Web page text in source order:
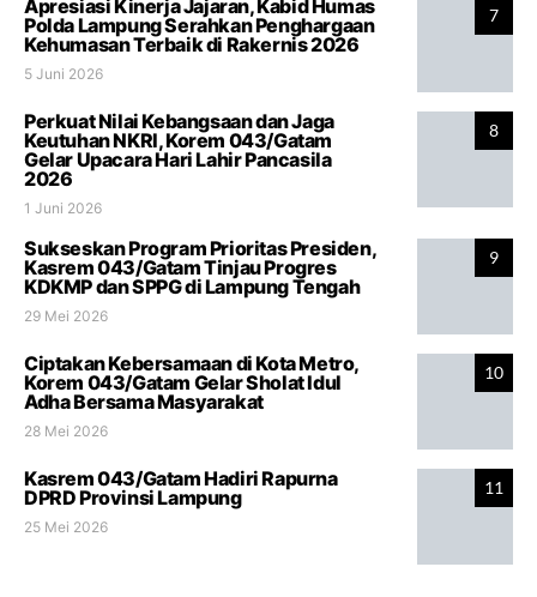
7
Apresiasi Kinerja Jajaran, Kabid Humas
Polda Lampung Serahkan Penghargaan
Kehumasan Terbaik di Rakernis 2026
5 Juni 2026
8
Perkuat Nilai Kebangsaan dan Jaga
Keutuhan NKRI, Korem 043/Gatam
Gelar Upacara Hari Lahir Pancasila
2026
1 Juni 2026
9
Sukseskan Program Prioritas Presiden,
Kasrem 043/Gatam Tinjau Progres
KDKMP dan SPPG di Lampung Tengah
29 Mei 2026
10
Ciptakan Kebersamaan di Kota Metro,
Korem 043/Gatam Gelar Sholat Idul
Adha Bersama Masyarakat
28 Mei 2026
11
Kasrem 043/Gatam Hadiri Rapurna
DPRD Provinsi Lampung
25 Mei 2026